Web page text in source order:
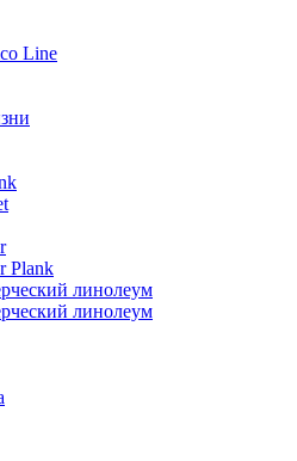
Line
Plank
линолеум
линолеум